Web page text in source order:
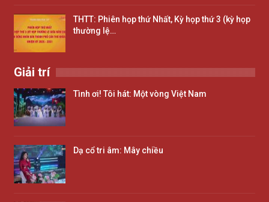
THTT: Phiên họp thứ Nhất, Kỳ họp thứ 3 (kỳ họp
thường lệ…
Giải trí
Tình ơi! Tôi hát: Một vòng Việt Nam
Dạ cổ tri âm: Mây chiều